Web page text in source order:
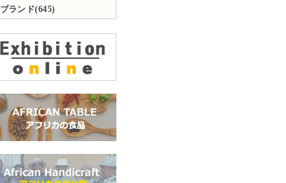
ブランド(645)